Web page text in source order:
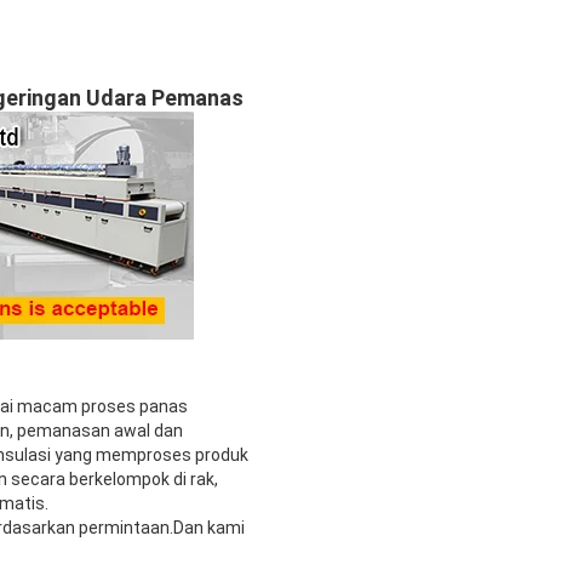
Udara Pemanas
macam proses panas
pemanasan awal dan
yang memproses produk
secara berkelompok di rak,
permintaan.Dan kami